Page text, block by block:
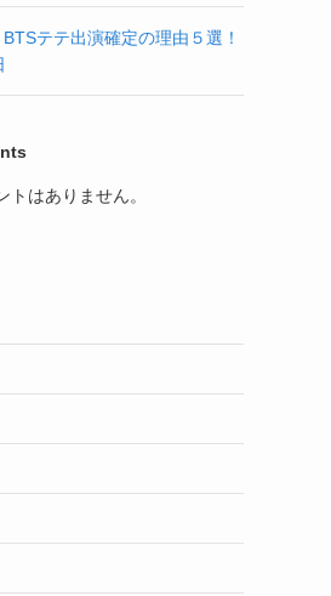
BTSテテ出演確定の理由５選！
トはありません。